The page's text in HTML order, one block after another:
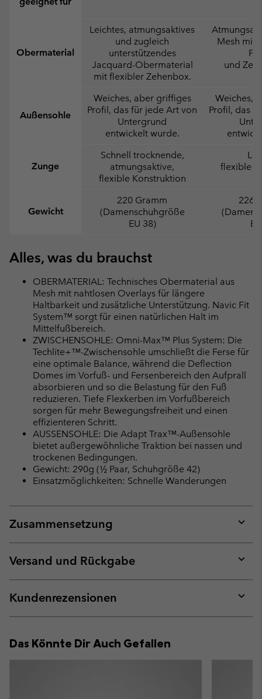
Obermaterial
Leichtes, atmungsaktives
und zugleich
unterstützendes
Jacquard-Obermaterial
mit flexibler Zehenbox.
Mesh mit
und
Außensohle
Weiches, aber griffiges
Profil, das für jede Art von
Untergrund
entwickelt wurde.
Weiches,
Profil, das
Zunge
Schnell trocknende,
atmungsaktive,
flexible Konstruktion
flexible
Gewicht
220 Gramm
(Damenschuhgröße
EU 38)
226
Alles, was du brauchst
OBERMATERIAL: Technisches Obermaterial aus
Mesh mit nahtlosen Overlays für längere
Haltbarkeit und zusätzliche Unterstützung. Navic Fit
System™ sorgt für einen natürlichen Halt im
Mittelfußbereich.
ZWISCHENSOHLE: Omni-Max™ Plus System: Die
Techlite+™-Zwischensohle umschließt die Ferse für
eine optimale Balance, während die Deflection
Domes im Vorfuß- und Fersenbereich den Aufprall
absorbieren und so die Belastung für den Fuß
reduzieren. Tiefe Flexkerben im Vorfußbereich
sorgen für mehr Bewegungsfreiheit und einen
effizienteren Schritt.
AUSSENSOHLE: Die Adapt Trax™-Außensohle
bietet außergewöhnliche Traktion bei nassen und
trockenen Bedingungen.
Gewicht: 290g (½ Paar, Schuhgröße 42)
Einsatzmöglichkeiten: Schnelle Wanderungen
Zusammensetzung
or
Versand und Rückgabe
or
Kundenrezensionen
or
Das Könnte Dir Auch Gefallen